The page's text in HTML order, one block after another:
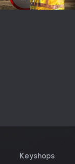
Keyshops